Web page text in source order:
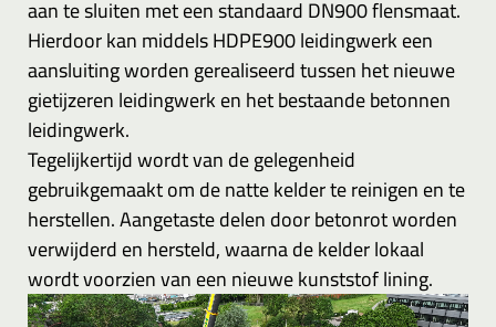
aan te sluiten met een standaard DN900 flensmaat.
Hierdoor kan middels HDPE900 leidingwerk een
aansluiting worden gerealiseerd tussen het nieuwe
gietijzeren leidingwerk en het bestaande betonnen
leidingwerk.
Tegelijkertijd wordt van de gelegenheid
gebruikgemaakt om de natte kelder te reinigen en te
herstellen. Aangetaste delen door betonrot worden
verwijderd en hersteld, waarna de kelder lokaal
wordt voorzien van een nieuwe kunststof lining.
Videospeler